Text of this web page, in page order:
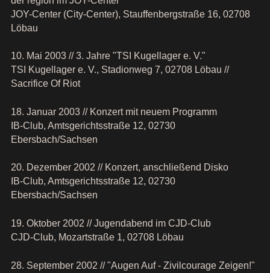
JOY-Center (City-Center), Stauffenbergstraße 16, 02708
Löbau
10. Mai 2003 // 3. Jahre "TSI Kugellager e. V."
TSI Kugellager e. V., Stadionweg 7, 02708 Löbau //
Sacrifice Of Riot
18. Januar 2003 // Konzert mit neuem Programm
IB-Club, Amtsgerichtsstraße 12, 02730
Ebersbach/Sachsen
20. Dezember 2002 // Konzert, anschließend Disko
IB-Club, Amtsgerichtsstraße 12, 02730
Ebersbach/Sachsen
19. Oktober 2002 // Jugendabend im CJD-Club
CJD-Club, Mozartstraße 1, 02708 Löbau
28. September 2002 // "Augen Auf - Zivilcourage Zeigen!"